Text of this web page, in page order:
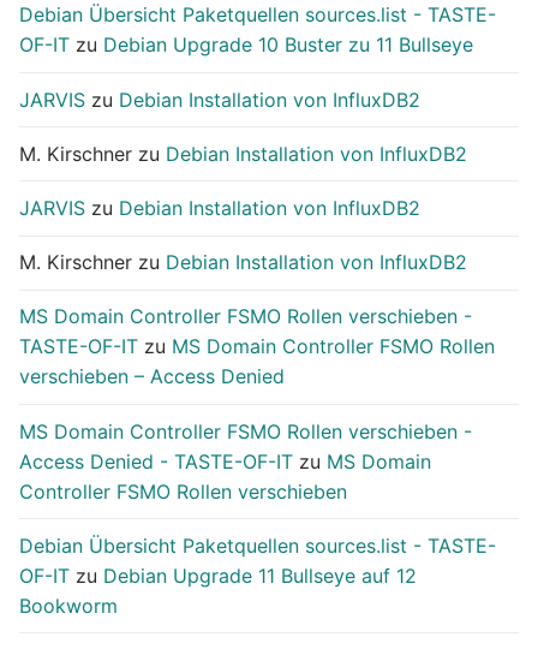
Debian Übersicht Paketquellen sources.list - TASTE-
OF-IT zu Debian Upgrade 10 Buster zu 11 Bullseye
JARVIS zu Debian Installation von InfluxDB2
M. Kirschner zu Debian Installation von InfluxDB2
JARVIS zu Debian Installation von InfluxDB2
M. Kirschner zu Debian Installation von InfluxDB2
MS Domain Controller FSMO Rollen verschieben -
TASTE-OF-IT zu MS Domain Controller FSMO Rollen
verschieben – Access Denied
MS Domain Controller FSMO Rollen verschieben -
Access Denied - TASTE-OF-IT zu MS Domain
Controller FSMO Rollen verschieben
Debian Übersicht Paketquellen sources.list - TASTE-
OF-IT zu Debian Upgrade 11 Bullseye auf 12
Bookworm